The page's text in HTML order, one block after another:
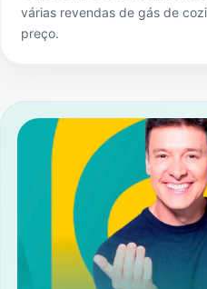
várias revendas de gás de
preço.